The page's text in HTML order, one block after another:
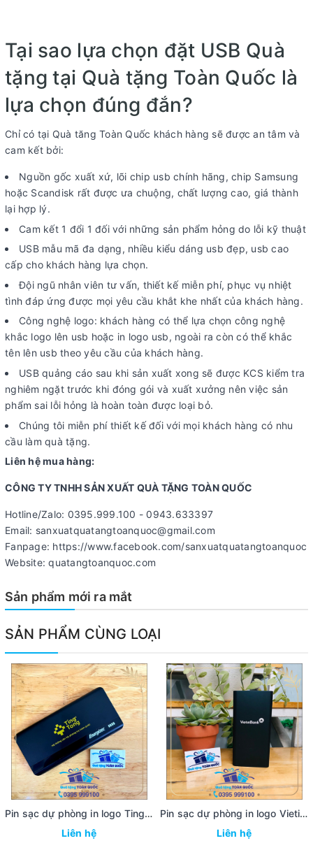
Tại sao lựa chọn đặt USB Quà
tặng tại Quà tặng Toàn Quốc là
lựa chọn đúng đắn?
Chỉ có tại Quà tăng Toàn Quốc khách hàng sẽ được an tâm và
cam kết bởi:
Nguồn gốc xuất xứ, lõi chip usb chính hãng, chip Samsung
hoặc Scandisk rất được ưa chuộng, chất lượng cao, giá thành
lại hợp lý.
Cam kết 1 đổi 1 đối với những sản phẩm hỏng do lỗi kỹ thuật
USB mẫu mã đa dạng, nhiều kiểu dáng usb đẹp, usb cao
cấp cho khách hàng lựa chọn.
Đội ngũ nhân viên tư vấn, thiết kế miễn phí, phục vụ nhiệt
tình đáp ứng được mọi yêu cầu khắt khe nhất của khách hàng.
Công nghệ logo: khách hàng có thể lựa chọn công nghệ
khắc logo lên usb hoặc in logo usb, ngoài ra còn có thể khắc
tên lên usb theo yêu cầu của khách hàng.
USB quảng cáo sau khi sản xuất xong sẽ được KCS kiểm tra
nghiêm ngặt trước khi đóng gói và xuất xưởng nên việc sản
phẩm sai lỗi hỏng là hoàn toàn được loại bỏ.
Chúng tôi miễn phí thiết kế đối với mọi khách hàng có nhu
cầu làm quà tặng.
Liên hệ mua hàng:
CÔNG TY TNHH SẢN XUẤT QUÀ TẶNG TOÀN QUỐC
Hotline/Zalo: 0395.999.100 - 0943.633397
Email: sanxuatquatangtoanquoc@gmail.com
Fanpage: https://www.facebook.com/sanxuatquatangtoanquoc
Website: quatangtoanquoc.com
Sản phẩm mới ra mắt
SẢN PHẨM CÙNG LOẠI
Pin sạc dự phòng in logo Tingtong
Liên hệ
Pin sạc dự phòng in logo Vietinbank
Liên hệ